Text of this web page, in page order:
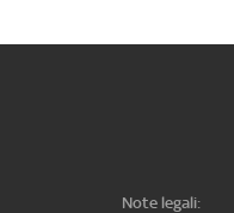
Note legali: